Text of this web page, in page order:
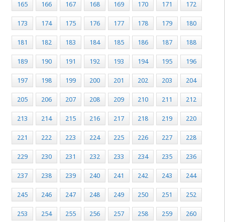
165 166 167 168 169 170 171 172
173 174 175 176 177 178 179 180
181 182 183 184 185 186 187 188
189 190 191 192 193 194 195 196
197 198 199 200 201 202 203 204
205 206 207 208 209 210 211 212
213 214 215 216 217 218 219 220
221 222 223 224 225 226 227 228
229 230 231 232 233 234 235 236
237 238 239 240 241 242 243 244
245 246 247 248 249 250 251 252
253 254 255 256 257 258 259 260